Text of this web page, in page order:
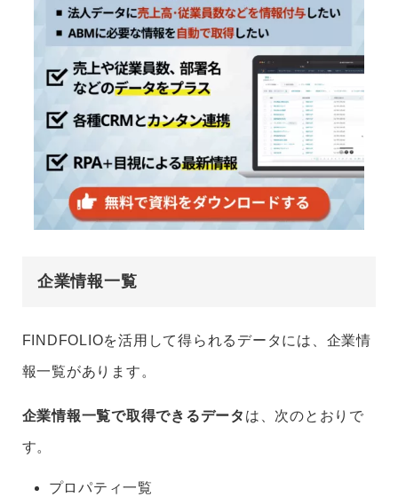
企業情報一覧
FINDFOLIOを活用して得られるデータには、企業情
報一覧があります。
企業情報一覧で取得できるデータ は、次のとおりで
す。
プロパティ⼀覧